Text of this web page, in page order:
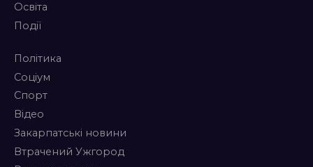
Освіта
Події
Політика
Соціум
Спорт
Відео
Закарпатські новини
Втрачений Ужгород